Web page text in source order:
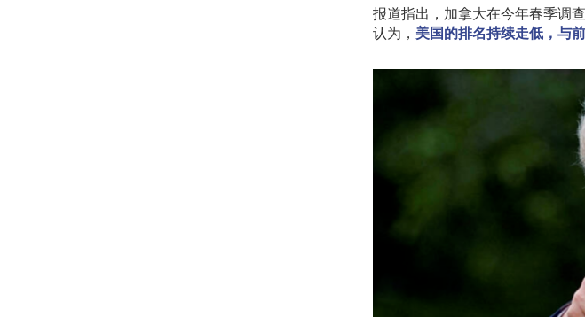
报道指出，加拿大在今年春季调
认为， 美国的排名持续走低，与